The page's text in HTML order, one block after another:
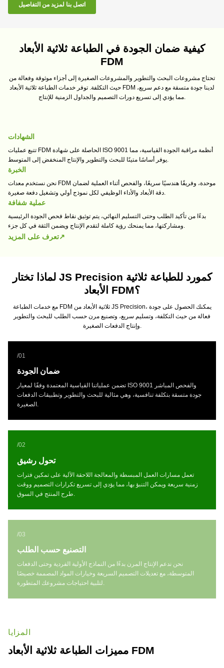
اتصل بنا لمزيد من التفاصيل
كيفية ضمان الجودة في الطباعة ثلاثية الأبعاد
FDM
تحتاج مشروعات البحث والتطوير والمشروعات الصغيرة إلى أجزاء موثوقة وفعالة من
حيث التكلفة. توفر خدمات الطباعة ثلاثية الأبعاد FDM لدينا جودة متسقة مع دعم سريع،
الشهادات
تتبع عمليات FDM الحاصلة على شهادة ISO 9001 أنظمة مراقبة الجودة القياسية، مما
يوفر أساسًا متينًا للبحث والتطوير والإنتاج المنخفض إلى المتوسط.
الخبرة
نحن نستخدم معدات FDM موحدة، وفريقًا هندسيًا سريعًا، والفحص أثناء العملية لضمان
دقة الأبعاد والأداء الوظيفي لكل نموذج أولي وتشغيل دفعة صغيرة.
عملية شفافة
بدءًا من تأكيد الطلب وحتى التسليم النهائي، يتم توثيق نقاط فحص الجودة الرئيسية
ومشاركتها، مما يمنحك رؤية كاملة لتقدم الإنتاج ويضمن الثقة في كل جزء.
تعرف على المزيد↗
لماذا تختار JS Precision كمورد للطباعة ثلاثية
الأبعاد FDM؟
مع خدمات الطباعة FDM ثلاثية الأبعاد من JS Precision، يمكنك الحصول على جودة
فعالة من حيث التكلفة، وتسليم سريع، وتصنيع مرن حسب الطلب للبحث والتطوير
/01
ضمان الجودة
تضمن عملياتنا القياسية المعتمدة وفقًا لمعيار ISO 9001 والفحص المباشر
جودة متسقة بتكلفة تنافسية، وهي مثالية للبحث والتطوير وتطبيقات الدفعات
الصغيرة.
/02
تحول رشيق
تعمل مسارات العمل المبسطة والمعالجة اللاحقة الآلية على تمكين فترات
زمنية سريعة ويمكن التنبؤ بها، مما يؤدي إلى تسريع تكرارات التصميم ووقت
/03
التصنيع حسب الطلب
نحن ندعم الإنتاج المرن بدءًا من النماذج الأولية الفردية وحتى الدفعات
المتوسطة، مع تعديلات التصميم السريعة وخيارات المواد المصممة خصيصًا
لتلبية احتياجات مشروعك المتطورة.
المزايا
مميزات الطباعة ثلاثية الأبعاد FDM